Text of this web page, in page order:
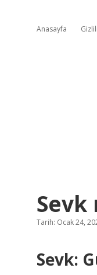
Anasayfa
Sevk
Tarih: Ocak 24,
Sevk: